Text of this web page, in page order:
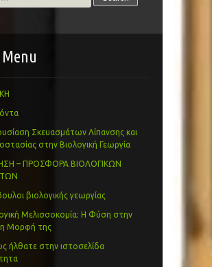
Σκευασμάτων Λίπανσης και
στην Βιολογική Γεωργία
– ΠΡΟΣΦΟΡΑ ΒΙΟΛΟΓΙΚΩΝ
βιολογικής γεωργίας
Μελισσοκομία: Η Φύση στην
Μορφή της
ήλθατε στην ιστοσελίδα